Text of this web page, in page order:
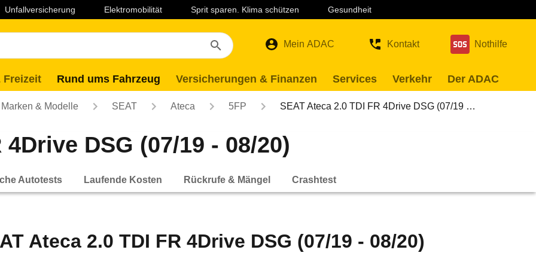
Unfallversicherung Elektromobilität Sprit sparen. Klima schützen Gesundheit
Mein ADAC Kontakt Nothilfe
Freizeit Rund ums Fahrzeug Versicherungen & Finanzen Services Verkehr Der ADAC
Marken & Modelle SEAT Ateca 5FP SEAT Ateca 2.0 TDI FR 4Drive DSG (07/19 …
DSG (07/19 - 08/20)
Autotests Laufende Kosten Rückrufe & Mängel Crashtest
Ateca 2.0 TDI FR 4Drive DSG (07/19 - 08/20)